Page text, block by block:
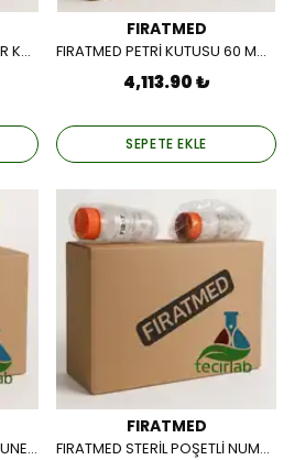
FIRATMED NON STERİL İDRAR KABI 100 CC / 700 AD/PK)
FIRATMED
FIRATMED PETRİ KUTUSU 60 MM STERİL, 900 Ad/Pkt
4,113.90 ₺
SEPETE EKLE
FIRATMED NON STERİL NUMUNE KABI 250 CC / 150 AD/PK)
FIRATMED
FIRATMED STERİL POŞETLİ NUMUNE KABI 250 CC / 200 AD/PK)